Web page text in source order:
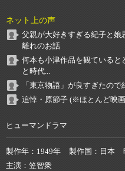
ネット上の声
父親が大好きすぎる紀子と
離れのお話
何本も小津作品を観ていると
と時代...
「東京物語」が良すぎたの
追悼・原節子 (※ほとんど映
ヒューマンドラマ
製作年 1949年 製作国 日本
主演
笠智衆